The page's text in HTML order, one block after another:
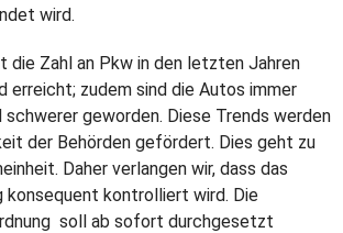
wird.
die Zahl an Pkw in den letzten Jahren
erreicht; zudem sind die Autos immer
schwerer geworden. Diese Trends werden
der Behörden gefördert. Dies geht zu
Daher verlangen wir, dass das
konsequent kontrolliert wird. Die
soll ab sofort durchgesetzt